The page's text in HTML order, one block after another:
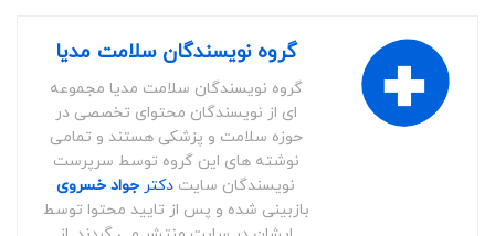
گروه نویسندگان سلامت مدیا
گروه نویسندگان سلامت مدیا مجموعه
ای از نویسندگان محتوای تخصصی در
حوزه سلامت و پزشکی هستند و تمامی
نوشته های این گروه توسط سرپرست
نویسندگان سایت دکتر جواد خسروی
بازبینی شده و پس از تایید محتوا توسط